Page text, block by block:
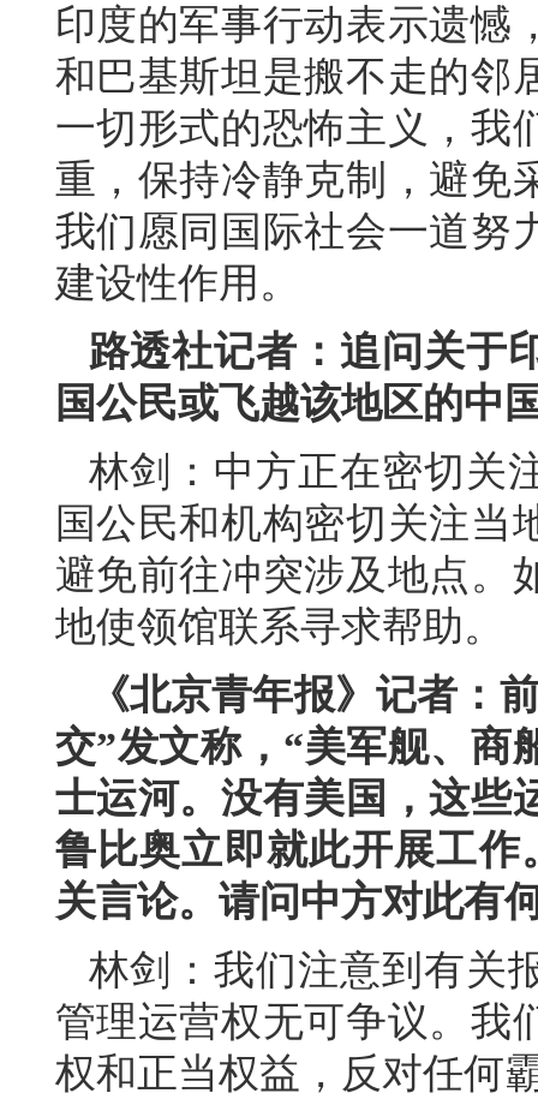
印度的军事行动表示遗憾
和巴基斯坦是搬不走的邻
一切形式的恐怖主义，我
重，保持冷静克制，避免
我们愿同国际社会一道努
建设性作用。
路透社记者：追问关于
国公民或飞越该地区的中
林剑：中方正在密切关
国公民和机构密切关注当
避免前往冲突涉及地点。
地使领馆联系寻求帮助。
《北京青年报》记者：
交”发文称，“美军舰、商
士运河。没有美国，这些
鲁比奥立即就此开展工
关言论。请问中方对此有
林剑：我们注意到有关
管理运营权无可争议。我
权和正当权益，反对任何